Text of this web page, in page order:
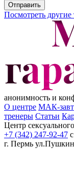
Посмотреть другие
aнонимность и
О центре МАК-
тренеры Статьи
Центр
+7 (342) 247-92-47
г. Пермь